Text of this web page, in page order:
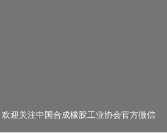
欢迎关注中国合成橡胶工业协会官方微信